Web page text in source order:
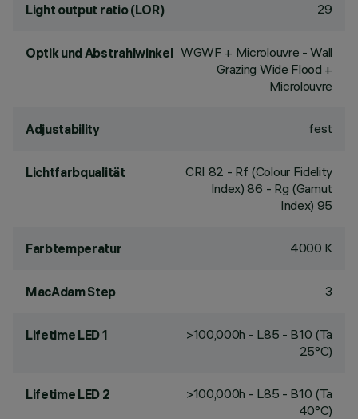
Light output ratio (LOR) 29
Optik und Abstrahlwinkel WGWF + Microlouvre - Wall
Grazing Wide Flood +
Microlouvre
Adjustability fest
Lichtfarbqualität CRI 82 - Rf (Colour Fidelity
Index) 86 - Rg (Gamut
Index) 95
Farbtemperatur 4000 K
MacAdam Step 3
Lifetime LED 1
>100,000h - L85 - B10 (Ta
25°C)
Lifetime LED 2
>100,000h - L85 - B10 (Ta
40°C)